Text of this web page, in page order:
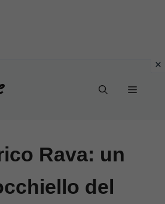
Menu
Rava: un
del